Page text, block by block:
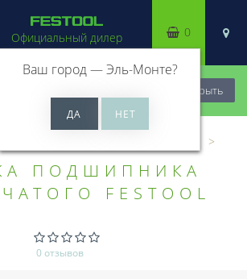
успей купить! Закрыть
Официальный дилер
Ваш город —Эль-Монте?
0
ПОДШИПНИКА
FESTOOL
0 отзывов